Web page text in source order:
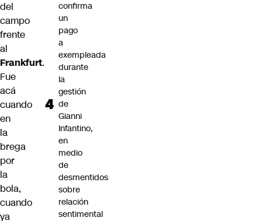
del
campo
frente
al
Frankfurt.
Fue
acá
cuando
en
la
brega
por
la
bola,
cuando
ya
confirma
un
pago
a
exempleada
durante
la
gestión
de
Gianni
Infantino,
en
medio
de
desmentidos
sobre
relación
sentimental